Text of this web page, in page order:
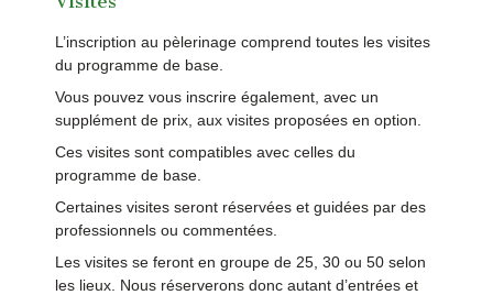
L’inscription au pèlerinage comprend toutes les visites
du programme de base.
Vous pouvez vous inscrire également, avec un
supplément de prix, aux visites proposées en option.
Ces visites sont compatibles avec celles du
programme de base.
Certaines visites seront réservées et guidées par des
professionnels ou commentées.
Les visites se feront en groupe de 25, 30 ou 50 selon
les lieux. Nous réserverons donc autant d’entrées et